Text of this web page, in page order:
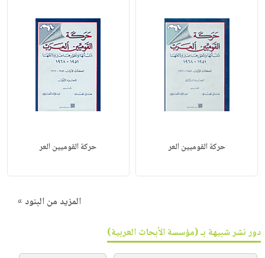
حركة القوميين العر حركة القوميين العر
المزيد من البنود »
دور نشر شبيهة بـ (مؤسسة الأبحاث العربية)